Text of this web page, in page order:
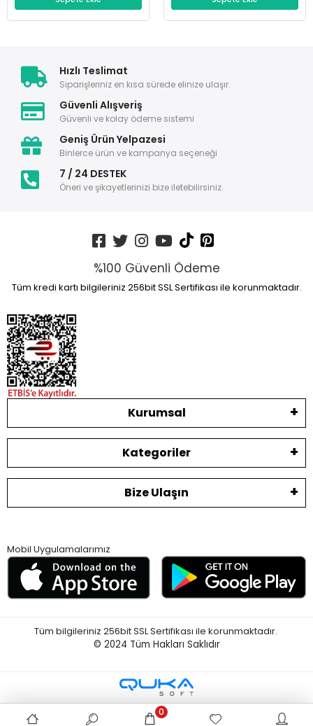
Hızlı Teslimat
Siparişleriniz en kısa sürede elinize ulaşır.
Güvenli Alışveriş
Güvenli ve kolay ödeme sistemi
Geniş Ürün Yelpazesi
Binlerce ürün ve kampanya seçeneği
7 / 24 DESTEK
Öneri ve şikayetlerinizi bize iletebilirsiniz.
%100 Güvenli Ödeme
Tüm kredi kartı bilgileriniz 256bit SSL Sertifikası ile korunmaktadır.
Kurumsal
Kategoriler
Bize Ulaşın
Mobil Uygulamalarımız
Tüm bilgileriniz 256bit SSL Sertifikası ile korunmaktadır.
© 2024 Tüm Hakları Saklıdır
0